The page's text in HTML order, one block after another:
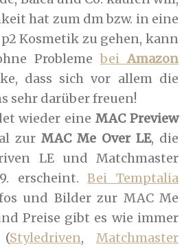
hat zum dm bzw. in eine
Kosmetik zu gehen, kann
Problemebei Amazon
dass sich vor allem die
sehr darüber freuen!
wieder eineMAC Preview
zur MAC Me Over LE, die
LE und Matchmaster
erscheint.Bei Temptalia
und Bilder zur MAC Me
Preise gibt es wie immer
(Styledriven, Matchmaster